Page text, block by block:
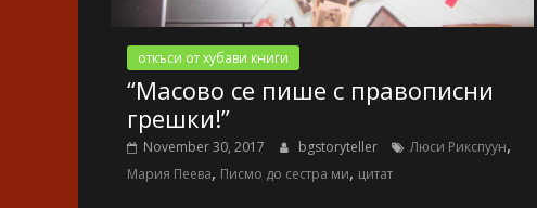
откъси от хубави книги
“Масово се пише с правописни
грешки!”
November 30, 2017 bgstoryteller Люси Рикспуун,
Мария Пеева, Писмо до сестра ми, цитат